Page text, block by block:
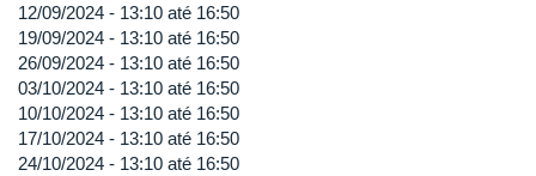
12/09/2024 - 13:10 até 16:50
19/09/2024 - 13:10 até 16:50
26/09/2024 - 13:10 até 16:50
03/10/2024 - 13:10 até 16:50
10/10/2024 - 13:10 até 16:50
17/10/2024 - 13:10 até 16:50
24/10/2024 - 13:10 até 16:50